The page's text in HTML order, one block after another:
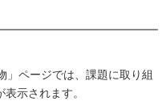
」ページでは、課題に取り組
示されます。